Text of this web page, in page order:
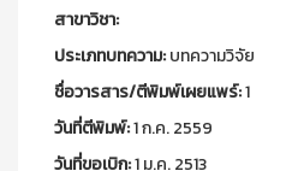
สาขาวิชา:
ประเภทบทความ:บทความวิจัย
ชื่อวารสาร/ตีพิมพ์เผยแพร์:1
วันที่ตีพิมพ์:1 ก.ค. 2559
วันที่ขอเบิก:1 ม.ค. 2513